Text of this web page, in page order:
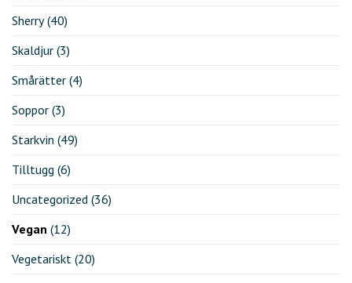
Sherry(40)
Skaldjur (3)
Smårätter (4)
Soppor (3)
Starkvin (49)
Tilltugg (6)
Uncategorized (36)
Vegan (12)
Vegetariskt (20)